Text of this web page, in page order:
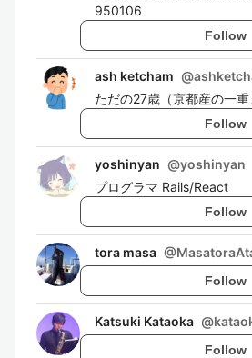
950106
Follow
ash ketcham @
ただの27歳（京都産の一重
Follow
yoshinyan @yoshinyan
プログラマ Rails/React
Follow
tora masa @
Follow
Katsuki Kataoka @
Follow